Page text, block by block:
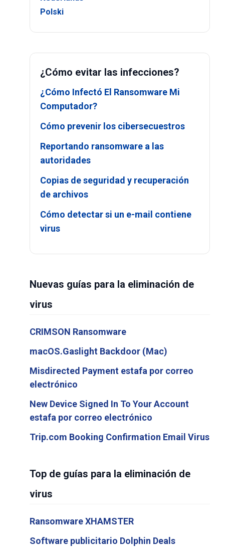
Polski
¿Cómo evitar las infecciones?
¿Cómo Infectó El Ransomware Mi
Computador?
Cómo prevenir los cibersecuestros
Reportando ransomware a las
autoridades
Copias de seguridad y recuperación
de archivos
Cómo detectar si un e-mail contiene
virus
Nuevas guías para la eliminación de
virus
CRIMSON Ransomware
macOS.Gaslight Backdoor (Mac)
Misdirected Payment estafa por correo
electrónico
New Device Signed In To Your Account
estafa por correo electrónico
Trip.com Booking Confirmation Email Virus
Top de guías para la eliminación de
virus
Ransomware XHAMSTER
Software publicitario Dolphin Deals